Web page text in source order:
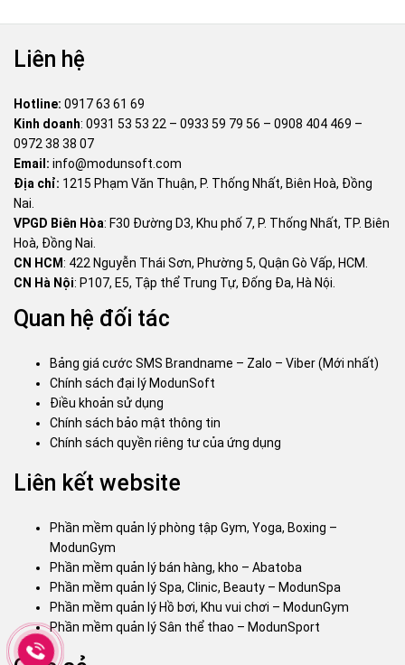
Liên hệ
Hotline: 0917 63 61 69
Kinh doanh: 0931 53 53 22 – 0933 59 79 56 – 0908 404 469 –
0972 38 38 07
Email: info@modunsoft.com
Địa chỉ: 1215 Phạm Văn Thuận, P. Thống Nhất, Biên Hoà, Đồng
Nai.
VPGD Biên Hòa: F30 Đường D3, Khu phố 7, P. Thống Nhất, TP. Biên
Hoà, Đồng Nai.
CN HCM: 422 Nguyễn Thái Sơn, Phường 5, Quận Gò Vấp, HCM.
CN Hà Nội: P107, E5, Tập thể Trung Tự, Đống Đa, Hà Nội.
Quan hệ đối tác
Bảng giá cước SMS Brandname – Zalo – Viber (Mới nhất)
Chính sách đại lý ModunSoft
Điều khoản sử dụng
Chính sách bảo mật thông tin
Chính sách quyền riêng tư của ứng dụng
Liên kết website
Phần mềm quản lý phòng tập Gym, Yoga, Boxing –
ModunGym
Phần mềm quản lý bán hàng, kho – Abatoba
Phần mềm quản lý Spa, Clinic, Beauty – ModunSpa
Phần mềm quản lý Hồ bơi, Khu vui chơi – ModunGym
Phần mềm quản lý Sân thể thao – ModunSport